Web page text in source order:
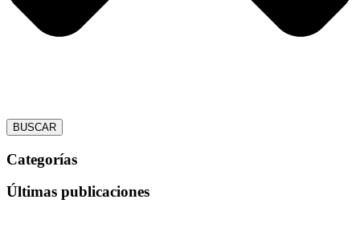
BUSCAR
Categorías
Últimas publicaciones